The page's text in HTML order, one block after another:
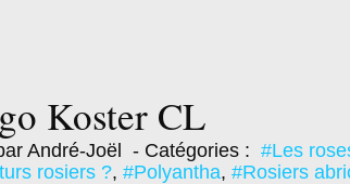
Koster CL
André-Joël - Catégories : #Les
rosiers ?, #Polyantha, #Rosiers